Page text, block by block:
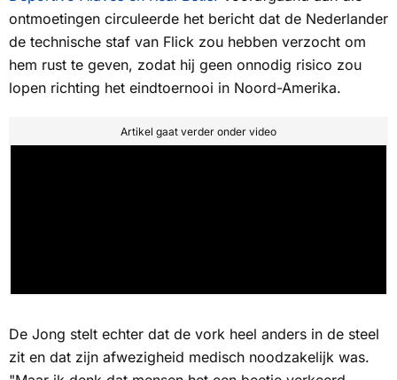
ontmoetingen circuleerde het bericht dat de Nederlander
de technische staf van Flick zou hebben verzocht om
hem rust te geven, zodat hij geen onnodig risico zou
lopen richting het eindtoernooi in Noord-Amerika.
Artikel gaat verder onder video
De Jong stelt echter dat de vork heel anders in de steel
zit en dat zijn afwezigheid medisch noodzakelijk was.